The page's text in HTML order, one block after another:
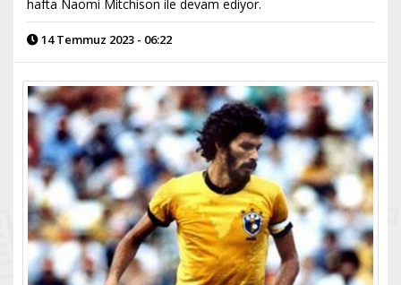
hafta Naomi Mitchison ile devam ediyor.
14 Temmuz 2023 - 06:22